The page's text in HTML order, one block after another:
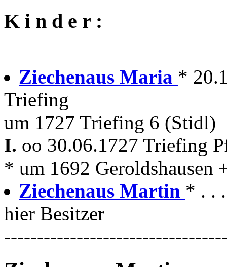
K i n d e r :
Ziechenaus Maria *
Triefing
um 1727 Triefing 6 (Stidl)
I. oo 30.06.1727 Triefing
* um 1692 Geroldshausen
Ziechenaus Martin * . .
hier Besitzer